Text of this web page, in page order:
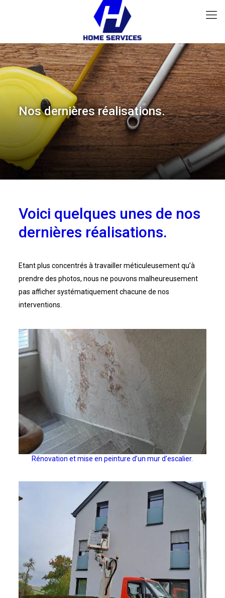
Nos dernières réalisations.
Voici quelques unes de nos
dernières réalisations.
Etant plus concentrés à travailler méticuleusement qu’à
prendre des photos, nous ne pouvons malheureusement
pas afficher systématiquement chacune de nos
interventions.
Rénovation et mise en peinture d’un mur d’escalier.